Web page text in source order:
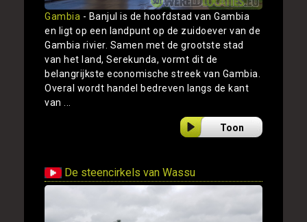
Gambia - Banjul is de hoofdstad van Gambia
en ligt op een landpunt op de zuidoever van de
Gambia rivier. Samen met de grootste stad
van het land, Serekunda, vormt dit de
belangrijkste economische streek van Gambia.
Overal wordt handel bedreven langs de kant
van ...
Toon
De steencirkels van Wassu